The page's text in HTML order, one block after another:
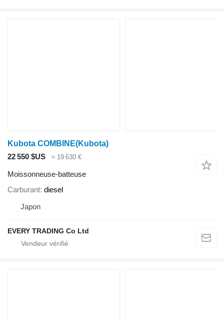
Kubota COMBINE(Kubota)
22 550 $US
≈ 19 630 €
Moissonneuse-batteuse
Carburant diesel
Japon
EVERY TRADING Co Ltd